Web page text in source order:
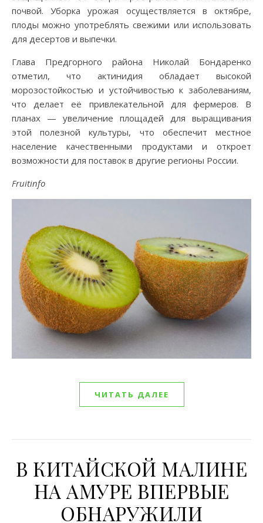
почвой. Уборка урожая осуществляется в октябре,
плоды можно употреблять свежими или использовать
для десертов и выпечки.
Глава Предгорного района Николай Бондаренко
отметил, что актинидия обладает высокой
морозостойкостью и устойчивостью к заболеваниям,
что делает её привлекательной для фермеров. В
планах — увеличение площадей для выращивания
этой полезной культуры, что обеспечит местное
население качественными продуктами и откроет
возможности для поставок в другие регионы России.
Fruitinfo
ЧИТАТЬ ДАЛЕЕ
В КИТАЙСКОЙ МАЛИНЕ
НА АМУРЕ ВПЕРВЫЕ
ОБНАРУЖИЛИ